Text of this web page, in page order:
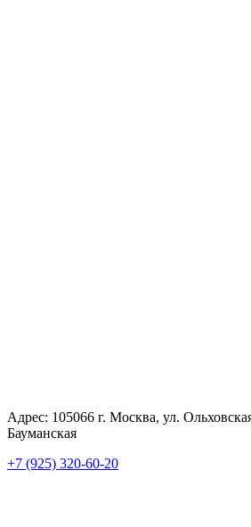
Адрес: 105066 г. Москва, ул.
Бауманская
+7 (925) 320-60-20